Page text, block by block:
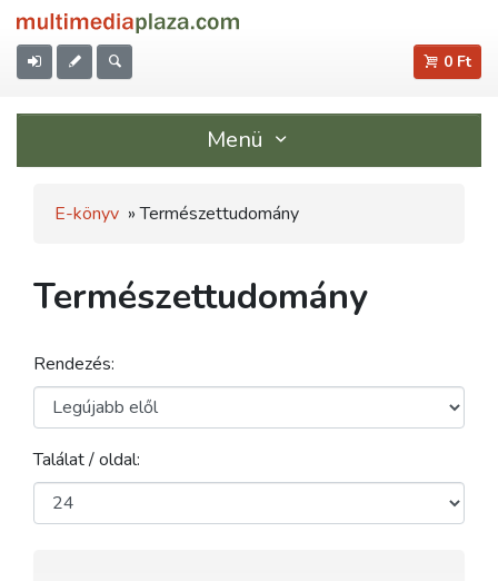
0 Ft
Menü
E-könyv » Természettudomány
Természettudomány
Rendezés:
Találat / oldal: